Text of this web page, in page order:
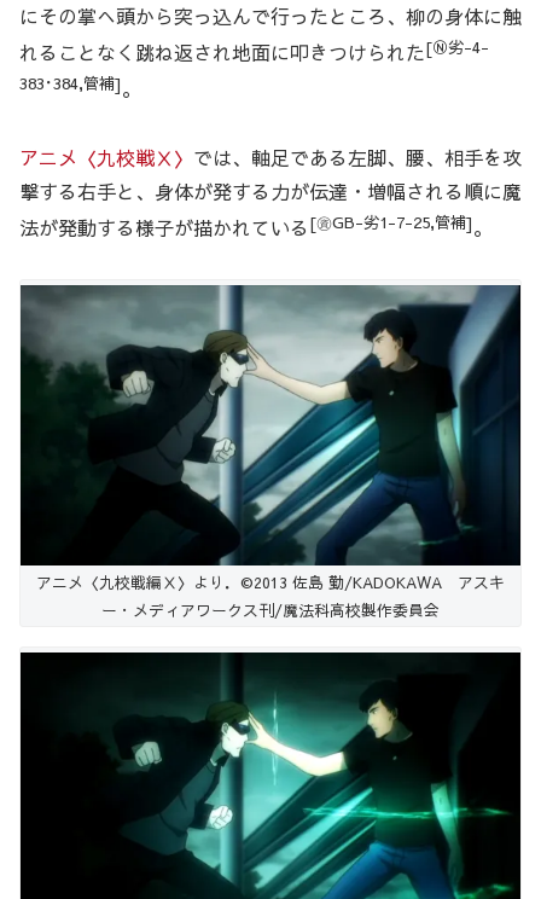
にその掌へ頭から突っ込んで行ったところ、柳の身体に触
れることなく跳ね返され地面に叩きつけられた[Ⓝ劣-4-
383･384,管補]。
アニメ〈九校戦Ⅹ〉 では、軸足である左脚、腰、相手を攻
撃する右手と、身体が発する力が伝達・増幅される順に魔
法が発動する様子が描かれている [㊮GB-劣1-7-25,管補]。
アニメ〈九校戦編Ⅹ〉より．©2013 佐島 勤/KADOKAWA アスキ
ー・メディアワークス刊/魔法科高校製作委員会